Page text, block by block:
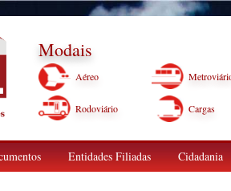
Modais
Aéreo
Rodoviário Cargas
Entidades Filiadas Cidadania